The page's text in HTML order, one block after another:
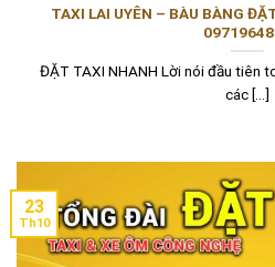
TAXI LAI UYÊN – BÀU BÀNG
ĐẶT TAXI NHANH Lời nói đầu tiên
các [...]
23
Th10